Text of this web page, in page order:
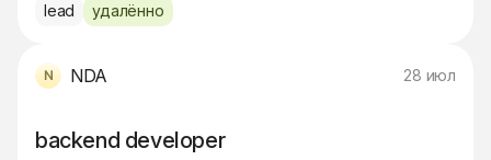
lead удалённо
NDA 28 июл
backend developer